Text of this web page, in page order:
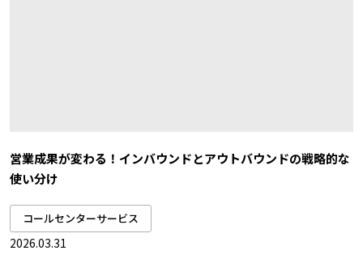
営業成果が変わる！インバウンドとアウトバウンドの戦略的な
使い分け
コールセンターサービス
2026.03.31